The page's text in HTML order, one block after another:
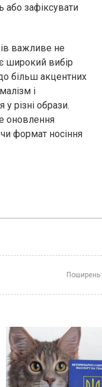
або зафіксувати
важливе не
широкий вибір
більш акцентних
і
різні образи.
оновлення
формат носіння
Поширень: